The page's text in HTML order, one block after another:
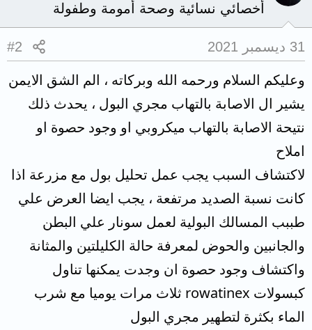
أخصائي نسائية وصحة أمومة وطفولة
31 ديسمبر 2021 #2
وعليكم السلام ورحمه الله وبركاته ، الم الشق الايمن
يشير ال الاصابة بالتهاب مجري البول ، يحدث ذلك
نتيحة الاصابة بالتهاب ميكروبي او وجود حصوة او
املاح
لاكتشاف السبب يجب عمل تحليل بول مع مزرعة اذا
كانت نسبة الصديد مرتفعة ، يجب ايضا العرض علي
طببب المسالك البولية لعمل سونار علي البطن
والجانبين والحوض لمعرفة حالة الكليلتين والمثانة
واكتشاف وجود حصوة ان وجدت يمكنها تناول
كبسولات rowatinex ثلاث مرات يوميا مع شرب
الماء بكثرة لتطهير مجري البول